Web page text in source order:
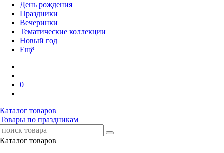
День рождения
Праздники
Вечеринки
Тематические коллекции
Новый год
Ещё
0
Каталог товаров
Товары по праздникам
Каталог товаров